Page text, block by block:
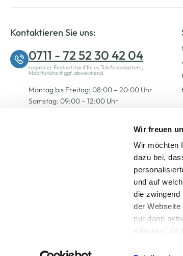
Wir freuen
Wir möchten
dazu bei,
und auf
die zwingend
der
nur dann
erlauben"
Kontaktieren Sie uns:
0711 - 72 52 30 42 04
regulärer Festnetztarif Ihres Telefonanbieters,
Mobilfunktarif ggf. abweichend.
Montag bis Freitag: 08:00 – 20:00 Uhr
Samstag: 09:00 – 12:00 Uhr